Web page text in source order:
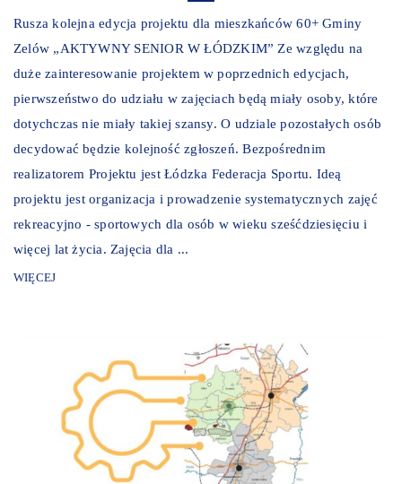
Rusza kolejna edycja projektu dla mieszkańców 60+ Gminy
Zelów „AKTYWNY SENIOR W ŁÓDZKIM” Ze względu na
duże zainteresowanie projektem w poprzednich edycjach,
pierwszeństwo do udziału w zajęciach będą miały osoby, które
dotychczas nie miały takiej szansy. O udziale pozostałych osób
decydować będzie kolejność zgłoszeń. Bezpośrednim
realizatorem Projektu jest Łódzka Federacja Sportu. Ideą
projektu jest organizacja i prowadzenie systematycznych zajęć
rekreacyjno - sportowych dla osób w wieku sześćdziesięciu i
więcej lat życia. Zajęcia dla ...
WIĘCEJ